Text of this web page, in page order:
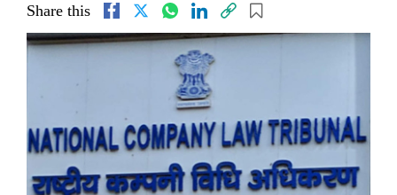
Share this